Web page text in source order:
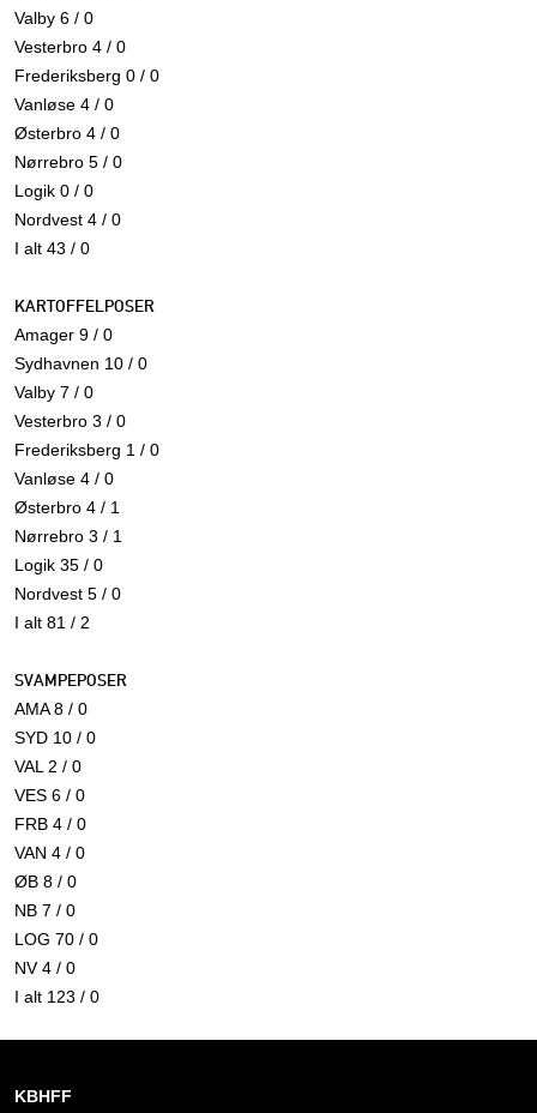
Valby 6 / 0
Vesterbro 4 / 0
Frederiksberg 0 / 0
Vanløse 4 / 0
Østerbro 4 / 0
Nørrebro 5 / 0
Logik 0 / 0
Nordvest 4 / 0
I alt 43 / 0
KARTOFFELPOSER
Amager 9 / 0
Sydhavnen 10 / 0
Valby 7 / 0
Vesterbro 3 / 0
Frederiksberg 1 / 0
Vanløse 4 / 0
Østerbro 4 / 1
Nørrebro 3 / 1
Logik 35 / 0
Nordvest 5 / 0
I alt 81 / 2
SVAMPEPOSER
AMA 8 / 0
SYD 10 / 0
VAL 2 / 0
VES 6 / 0
FRB 4 / 0
VAN 4 / 0
ØB 8 / 0
NB 7 / 0
LOG 70 / 0
NV 4 / 0
I alt 123 / 0
KBHFF